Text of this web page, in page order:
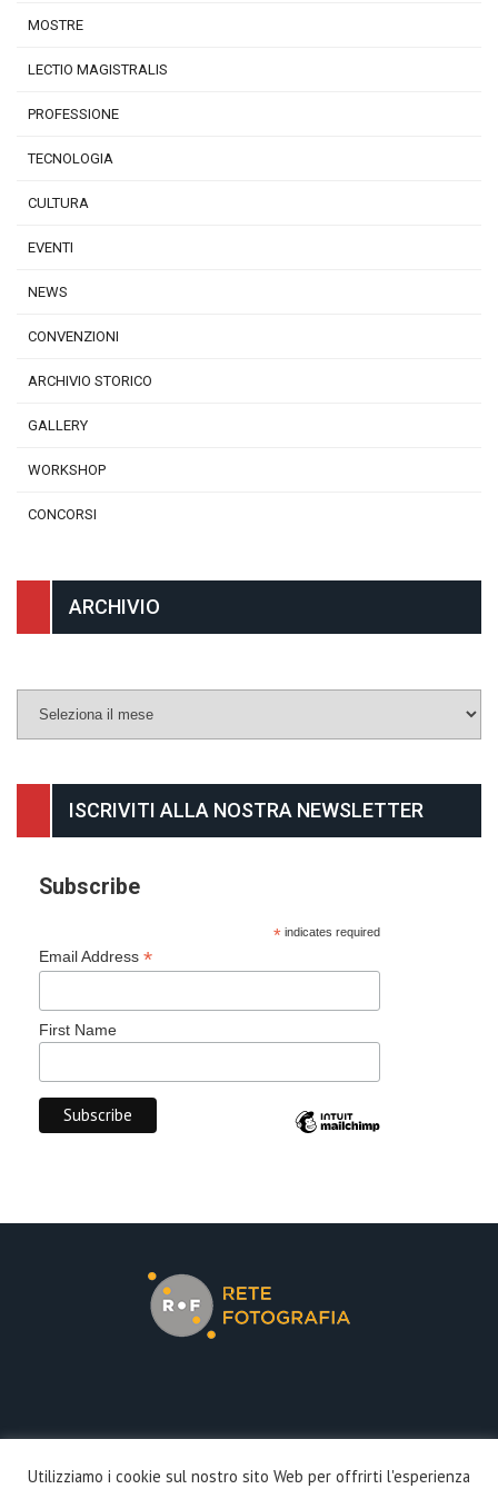
MOSTRE
LECTIO MAGISTRALIS
PROFESSIONE
TECNOLOGIA
CULTURA
EVENTI
NEWS
CONVENZIONI
ARCHIVIO STORICO
GALLERY
WORKSHOP
CONCORSI
ARCHIVIO
ISCRIVITI ALLA NOSTRA NEWSLETTER
Subscribe
* indicates required
Email Address *
First Name
Utilizziamo i cookie sul nostro sito Web per offrirti l'esperienza